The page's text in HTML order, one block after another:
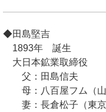
◆田島堅吉
1893年 誕生
大日本鉱業取締役
父：田島信夫
母：八百屋フム（山
妻：長倉松子（東京